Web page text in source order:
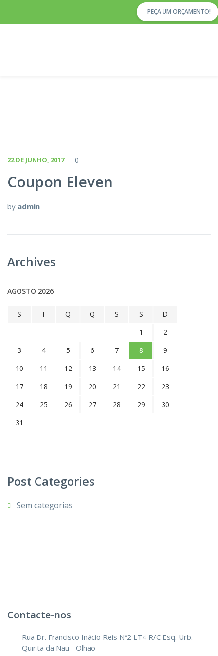
PEÇA UM ORÇAMENTO!
22 DE JUNHO, 2017 0
Coupon Eleven
by admin
Archives
AGOSTO 2026
S T Q Q S S
D
1
2
3
4 5 6 7 8
9
10
11 12 13 14 15
16
17
18 19 20 21 22
23
24
25 26 27 28 29
30
31
Post Categories
Sem categorias
Contacte-nos
Rua Dr. Francisco Inácio Reis Nº2 LT4 R/C Esq. Urb.
Quinta da Nau - Olhão